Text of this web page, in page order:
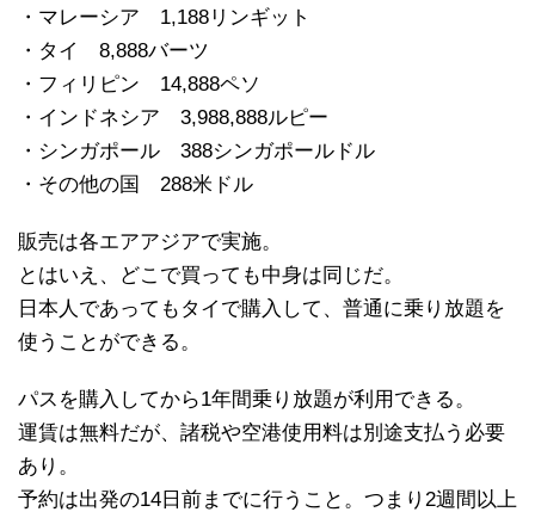
・マレーシア 1,188リンギット
・タイ 8,888バーツ
・フィリピン 14,888ペソ
・インドネシア 3,988,888ルピー
・シンガポール 388シンガポールドル
・その他の国 288米ドル
販売は各エアアジアで実施。
とはいえ、どこで買っても中身は同じだ。
日本人であってもタイで購入して、普通に乗り放題を
使うことができる。
パスを購入してから1年間乗り放題が利用できる。
運賃は無料だが、諸税や空港使用料は別途支払う必要
あり。
予約は出発の14日前までに行うこと。つまり2週間以上